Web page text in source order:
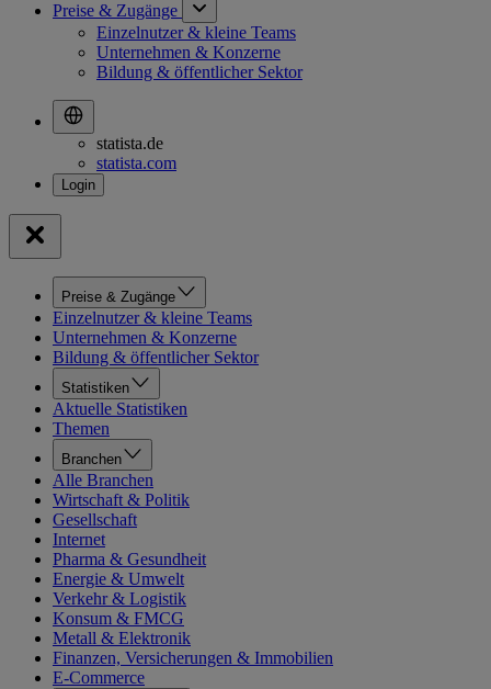
Preise & Zugänge
Einzelnutzer & kleine Teams
Unternehmen & Konzerne
Bildung & öffentlicher Sektor
statista.de
statista.com
Preise & Zugänge
Einzelnutzer & kleine Teams
Unternehmen & Konzerne
Bildung & öffentlicher Sektor
Statistiken
Aktuelle Statistiken
Themen
Branchen
Alle Branchen
Wirtschaft & Politik
Gesellschaft
Internet
Pharma & Gesundheit
Energie & Umwelt
Verkehr & Logistik
Konsum & FMCG
Metall & Elektronik
Finanzen, Versicherungen & Immobilien
E-Commerce